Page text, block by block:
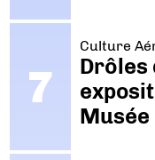
Culture
Drôles